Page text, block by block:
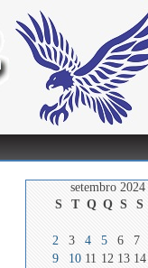
setembro 2024
S
T Q Q S S
2
3 4 5 6 7
9
10 11 12 13 14